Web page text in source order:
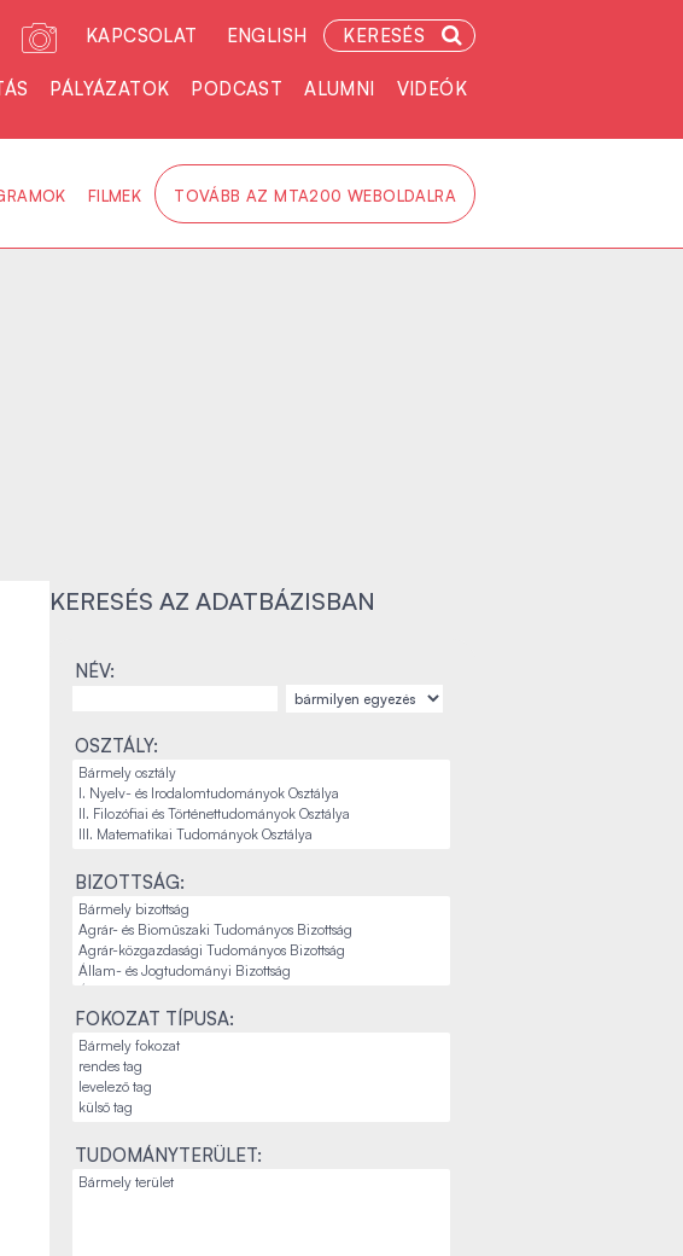
KAPCSOLAT ENGLISH KERESÉS
PÁLYÁZATOK PODCAST ALUMNI VIDEÓK
FILMEK TOVÁBB AZ MTA200 WEBOLDALRA
KERESÉS AZ ADATBÁZISBAN
NÉV:
OSZTÁLY:
BIZOTTSÁG:
FOKOZAT TÍPUSA:
TUDOMÁNYTERÜLET: